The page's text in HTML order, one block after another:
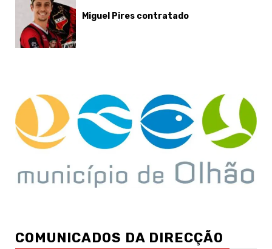
Miguel Pires contratado
COMUNICADOS DA DIRECÇÃO